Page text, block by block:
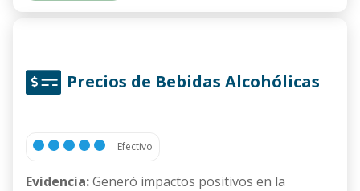
Precios de Bebidas Alcohólicas
Efectivo
Evidencia:Generó impactos positivos en la